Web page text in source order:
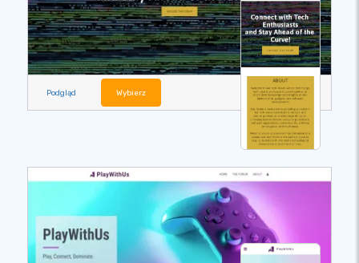
Podgląd Wybierz